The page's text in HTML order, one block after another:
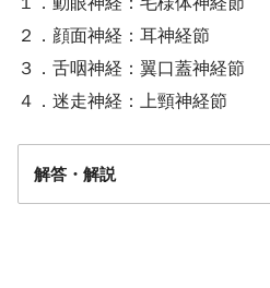
２．顔面神経：耳神経節
３．舌咽神経：翼口蓋神経節
４．迷走神経：上頸神経節
解答・解説